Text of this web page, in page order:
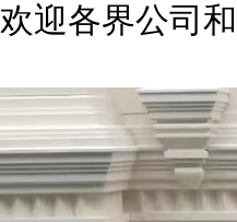
欢迎各界公司